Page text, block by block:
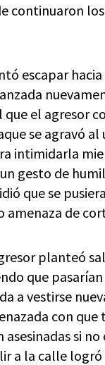
continuaron
escapar
el agresor
se agravó
intimidarla
gesto de
que se
amenaza de
planteó
que
a vestirse
con
asesinadas si no
a la calle logró